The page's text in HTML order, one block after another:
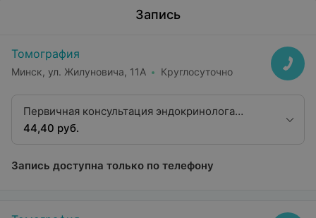
Запись
Томография
Минск, ул. Жилуновича, 11А Круглосуточно
Первичная консультация эндокринолога
первой категории
44,40 руб.
Запись доступна только по телефону